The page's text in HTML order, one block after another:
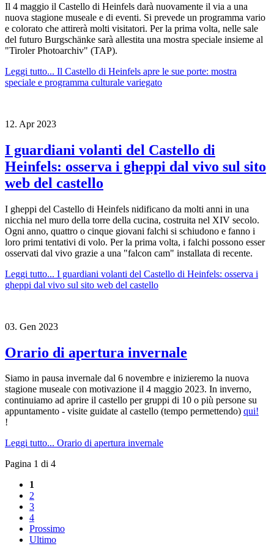
Il 4 maggio il Castello di Heinfels darà nuovamente il via a una
nuova stagione museale e di eventi. Si prevede un programma vario
e colorato che attirerà molti visitatori. Per la prima volta, nelle sale
del futuro Burgschänke sarà allestita una mostra speciale insieme al
"Tiroler Photoarchiv" (TAP).
Leggi tutto... Il Castello di Heinfels apre le sue porte: mostra
speciale e programma culturale variegato
12. Apr 2023
I guardiani volanti del Castello di
Heinfels: osserva i gheppi dal vivo sul sito
web del castello
I gheppi del Castello di Heinfels nidificano da molti anni in una
nicchia nel muro della torre della cucina, costruita nel XIV secolo.
Ogni anno, quattro o cinque giovani falchi si schiudono e fanno i
loro primi tentativi di volo. Per la prima volta, i falchi possono esser
osservati dal vivo grazie a una "falcon cam" installata di recente.
Leggi tutto... I guardiani volanti del Castello di Heinfels: osserva i
gheppi dal vivo sul sito web del castello
03. Gen 2023
Orario di apertura invernale
Siamo in pausa invernale dal 6 novembre e inizieremo la nuova
stagione museale con motivazione il 4 maggio 2023. In inverno,
continuiamo ad aprire il castello per gruppi di 10 o più persone su
appuntamento - visite guidate al castello (tempo permettendo) qui!
!
Leggi tutto... Orario di apertura invernale
Pagina 1 di 4
1
2
3
4
Prossimo
Ultimo